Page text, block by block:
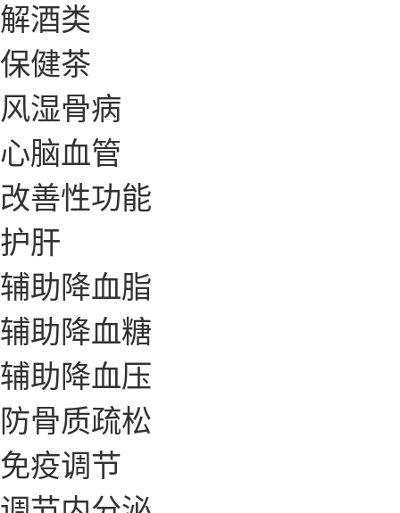
解酒类
保健茶
风湿骨病
心脑血管
改善性功能
护肝
辅助降血脂
辅助降血糖
辅助降血压
防骨质疏松
免疫调节